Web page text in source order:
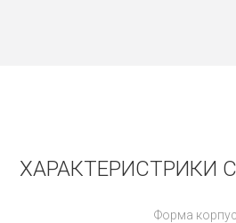
ХАРАКТЕРИСТРИКИ
Форма